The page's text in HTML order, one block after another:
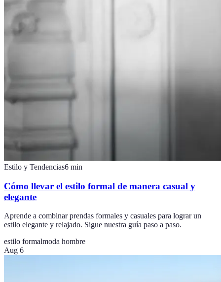
Estilo y Tendencias6 min
Cómo llevar el estilo formal de manera casual y
elegante
Aprende a combinar prendas formales y casuales para lograr un
estilo elegante y relajado. Sigue nuestra guía paso a paso.
estilo formalmoda hombre
Aug 6